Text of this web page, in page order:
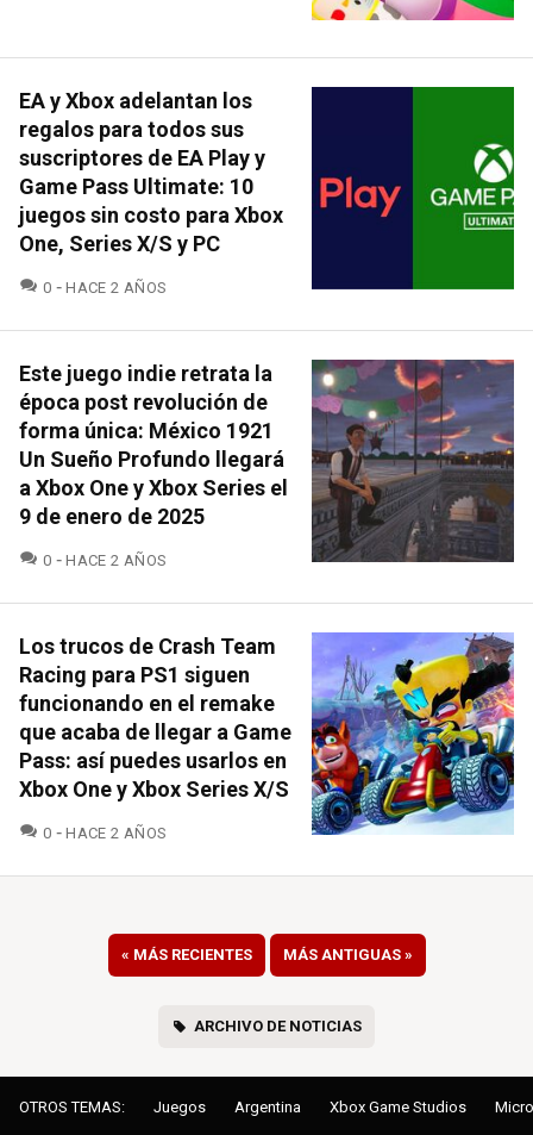
EA y Xbox adelantan los
regalos para todos sus
suscriptores de EA Play y
Game Pass Ultimate: 10
juegos sin costo para Xbox
One, Series X/S y PC
0 COMENTARIOS
HACE 2 AÑOS
Este juego indie retrata la
época post revolución de
forma única: México 1921
Un Sueño Profundo llegará
a Xbox One y Xbox Series el
9 de enero de 2025
0 COMENTARIOS
HACE 2 AÑOS
Los trucos de Crash Team
Racing para PS1 siguen
funcionando en el remake
que acaba de llegar a Game
Pass: así puedes usarlos en
Xbox One y Xbox Series X/S
0 COMENTARIOS
HACE 2 AÑOS
« MÁS RECIENTES MÁS ANTIGUAS »
ARCHIVO DE NOTICIAS
OTROS TEMAS: Juegos Argentina Xbox Game Studios